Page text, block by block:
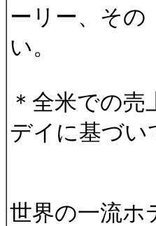
ーリー、その
い。
＊全米での
デイに基づい
世界の一流ホ